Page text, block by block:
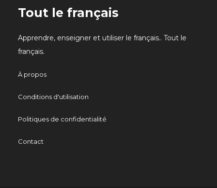
Tout le français
Apprendre, enseigner et utiliser le français.. Tout le
français.
À propos
Conditions d'utilisation
Politiques de confidentialité
Contact